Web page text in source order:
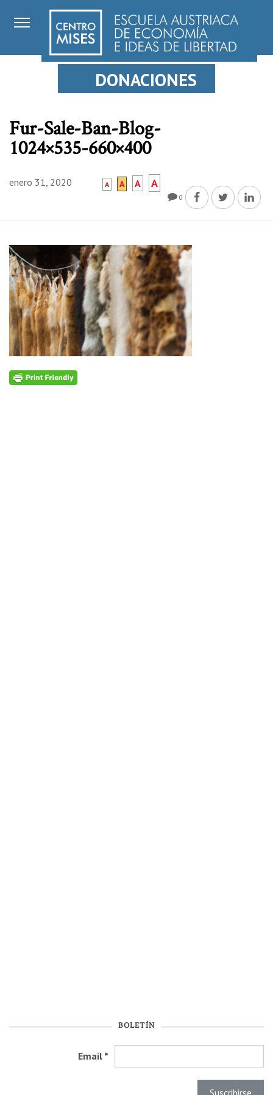
DONACIONES
Fur-Sale-Ban-Blog-
1024×535-660×400
enero 31, 2020 A A A A
0
BOLETÍN
Email *